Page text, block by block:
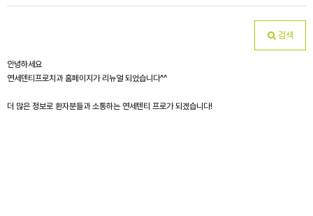
검색
안녕하세요
연세덴티프로치과 홈페이지가 리뉴얼 되었습니다^^
더 많은 정보로 환자분들과 소통하는 연세텐티 프로가 되겠습니다!